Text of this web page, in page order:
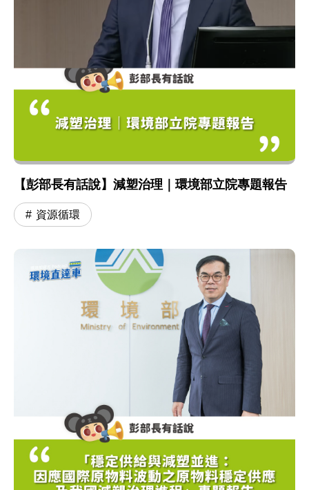
【彭部長有話說】減塑治理｜環境部立院專題報告
資源循環